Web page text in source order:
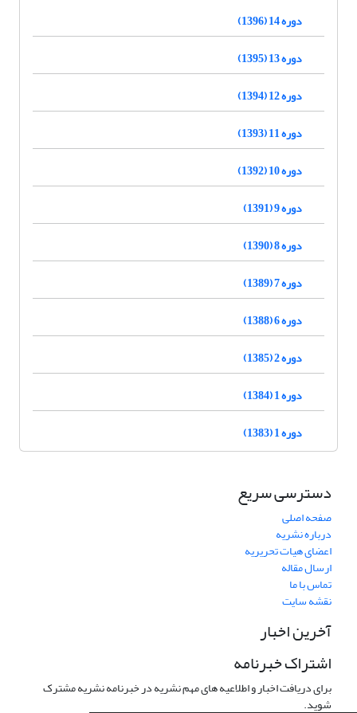
دوره 14 (1396)
دوره 13 (1395)
دوره 12 (1394)
دوره 11 (1393)
دوره 10 (1392)
دوره 9 (1391)
دوره 8 (1390)
دوره 7 (1389)
دوره 6 (1388)
دوره 2 (1385)
دوره 1 (1384)
دوره 1 (1383)
دسترسی سریع
صفحه اصلی
درباره نشریه
اعضای هیات تحریریه
ارسال مقاله
تماس با ما
نقشه سایت
آخرین اخبار
اشتراک خبرنامه
برای دریافت اخبار و اطلاعیه های مهم نشریه در خبرنامه نشریه مشترک
شوید.